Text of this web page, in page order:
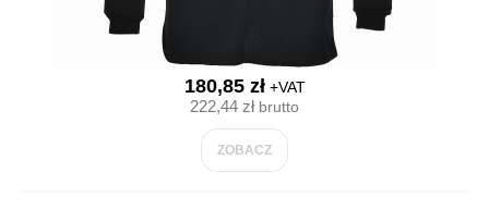
180,85 zł+VAT
222,44 złbrutto
ZOBACZ